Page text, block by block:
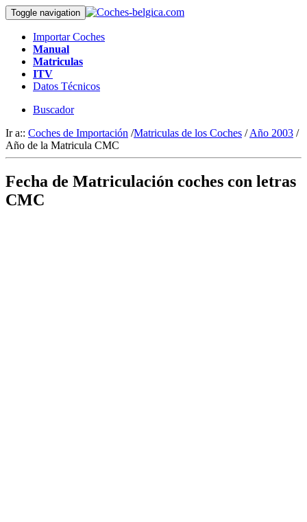
Toggle navigation
Importar Coches
Manual
Matriculas
ITV
Datos Técnicos
Buscador
Ir a:: Coches de Importación /Matriculas de los Coches /Año 2003 /
Año de la Matricula CMC
Fecha de Matriculación coches con letras
CMC